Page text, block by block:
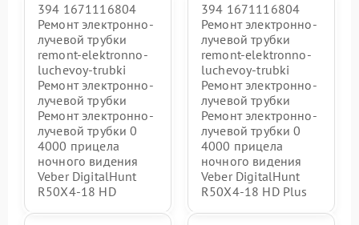
394 1671116804
Ремонт электронно-
лучевой трубки
remont-elektronno-
luchevoy-trubki
Ремонт электронно-
лучевой трубки
Ремонт электронно-
лучевой трубки 0
4000 прицела
ночного видения
Veber DigitalHunt
R50X4-18 HD
394 1671116804
Ремонт электронно-
лучевой трубки
remont-elektronno-
luchevoy-trubki
Ремонт электронно-
лучевой трубки
Ремонт электронно-
лучевой трубки 0
4000 прицела
ночного видения
Veber DigitalHunt
R50X4-18 HD Plus